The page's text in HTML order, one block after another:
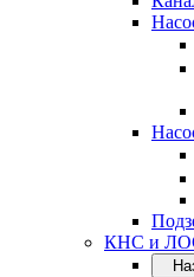
КНС и